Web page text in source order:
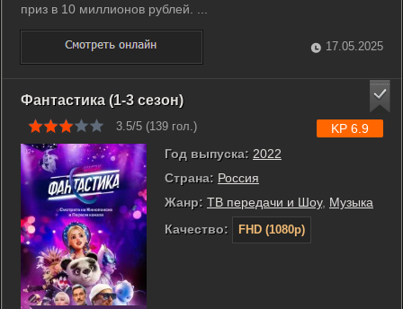
приз в 10 миллионов рублей. ...
17.05.2025
Фантастика (1-3 сезон)
3.5/5 (139 гол.)
Год выпуска: 2022
Страна: Россия
Жанр: ТВ передачи и Шоу, Музыка
Качество:
FHD (1080p)
KP 6.9